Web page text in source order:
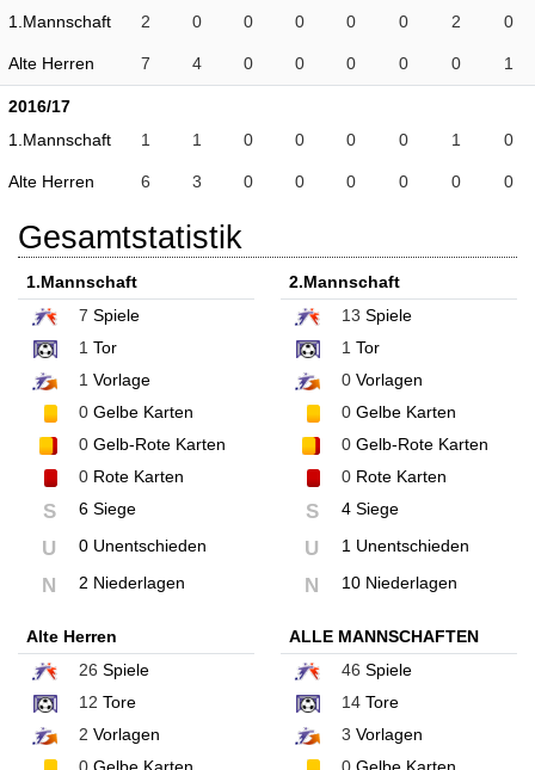
1.Mannschaft
2 0 0 0 0 0 2 0
Alte Herren 7 4 0 0 0 0 0 1
2016/17
1.Mannschaft
1 1 0 0 0 0 1 0
Alte Herren 6 3 0 0 0 0 0 0
Gesamtstatistik
1.Mannschaft
7 Spiele
1 Tor
1 Vorlage
0 Gelbe Karten
0 Gelb-Rote Karten
0 Rote Karten
S 6 Siege
U 0 Unentschieden
N 2 Niederlagen
2.Mannschaft
13 Spiele
1 Tor
0Vorlagen
0Gelbe Karten
0Gelb-Rote Karten
0Rote Karten
S 4 Siege
U 1 Unentschieden
N 10 Niederlagen
Alte Herren
26 Spiele
12 Tore
2 Vorlagen
ALLE MANNSCHAFTEN
46 Spiele
14Tore
3 Vorlagen